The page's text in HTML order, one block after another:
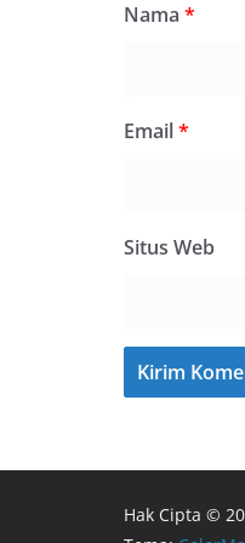
Nama *
Email*
Situs Web
Hak Cipta ©